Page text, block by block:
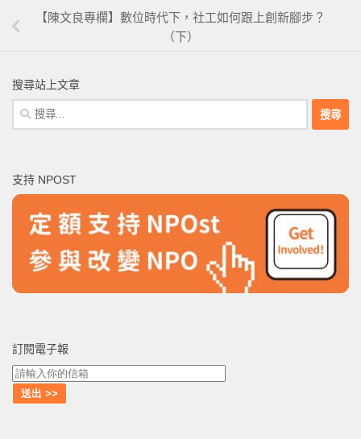
【陳文良專欄】數位時代下，社工如何跟上創新腳步？
（下）
搜尋站上文章
搜
尋
字:
支持 NPOST
訂閱電子報